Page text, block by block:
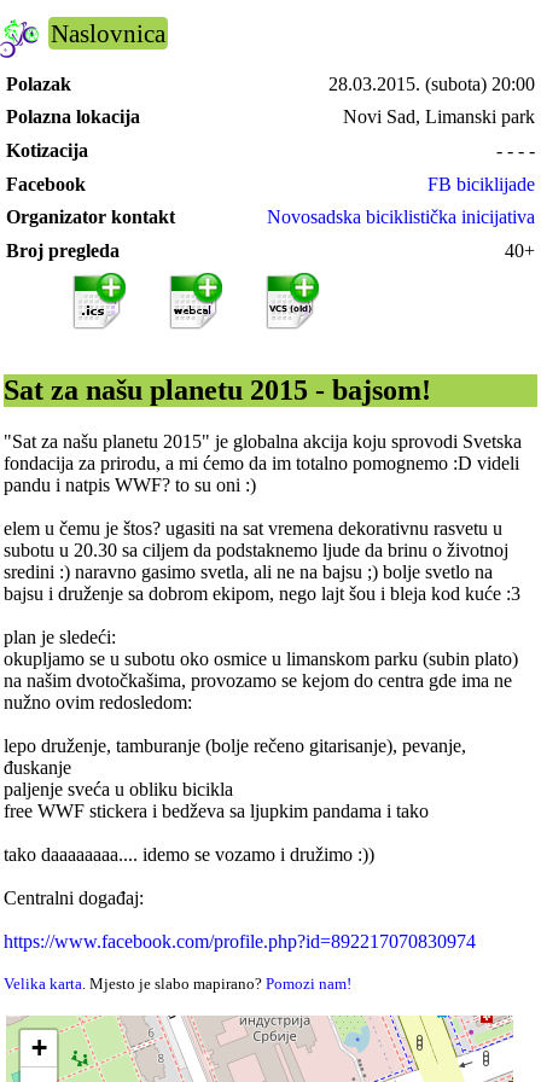
Naslovnica
Polazak 28.03.2015. (subota) 20:00
Polazna lokacija
Novi Sad, Limanski park
Kotizacija
- - - -
Facebook
FB biciklijade
Organizator kontakt
Novosadska biciklistička inicijativa
Broj pregleda
40+
Sat za našu planetu 2015 - bajsom!
"Sat za našu planetu 2015" je globalna akcija koju sprovodi Svetska
fondacija za prirodu, a mi ćemo da im totalno pomognemo :D videli
pandu i natpis WWF? to su oni :)
elem u čemu je štos? ugasiti na sat vremena dekorativnu rasvetu u
subotu u 20.30 sa ciljem da podstaknemo ljude da brinu o životnoj
sredini :) naravno gasimo svetla, ali ne na bajsu ;) bolje svetlo na
bajsu i druženje sa dobrom ekipom, nego lajt šou i bleja kod kuće :3
plan je sledeći:
okupljamo se u subotu oko osmice u limanskom parku (subin plato)
na našim dvotočkašima, provozamo se kejom do centra gde ima ne
nužno ovim redosledom:
lepo druženje, tamburanje (bolje rečeno gitarisanje), pevanje,
đuskanje
paljenje sveća u obliku bicikla
free WWF stickera i bedževa sa ljupkim pandama i tako
tako daaaaaaaa.... idemo se vozamo i družimo :))
Centralni događaj:
https://www.facebook.com/profile.php?id=892217070830974
Velika karta . Mjesto je slabo mapirano?Pomozi nam!
+